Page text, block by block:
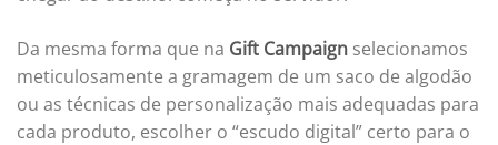
Da mesma forma que na Gift Campaign selecionamos
meticulosamente a gramagem de um saco de algodão
ou as técnicas de personalização mais adequadas para
cada produto, escolher o “escudo digital” certo para o